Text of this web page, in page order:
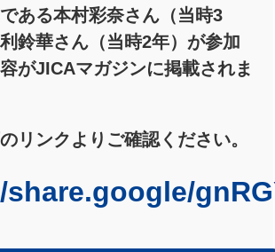
ある本村彩奈さん（当時3
鈴華さん（当時2年）が参加
がJICAマガジンに掲載されま
リンクよりご確認ください。